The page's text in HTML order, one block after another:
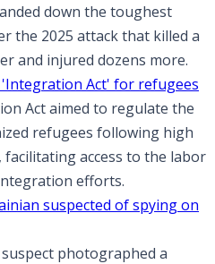
down the toughest
the 2025 attack that killed a
and injured dozens more.
'Integration Act' for refugees
Act aimed to regulate the
refugees following high
access to the labor
efforts.
suspected of spying on
photographed a